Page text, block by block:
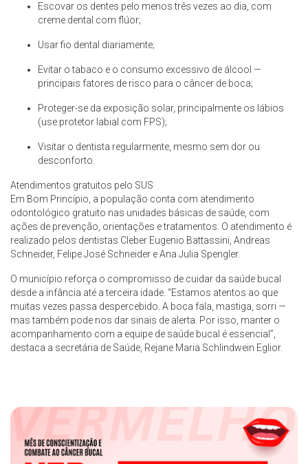
Escovar os dentes pelo menos três vezes ao dia, com
creme dental com flúor;
Usar fio dental diariamente;
Evitar o tabaco e o consumo excessivo de álcool —
principais fatores de risco para o câncer de boca;
Proteger-se da exposição solar, principalmente os lábios
(use protetor labial com FPS);
Visitar o dentista regularmente, mesmo sem dor ou
desconforto.
Atendimentos gratuitos pelo SUS
Em Bom Princípio, a população conta com atendimento
odontológico gratuito nas unidades básicas de saúde, com
ações de prevenção, orientações e tratamentos. O atendimento é
realizado pelos dentistas Cleber Eugenio Battassini, Andreas
Schneider, Felipe José Schneider e Ana Julia Spengler.
O município reforça o compromisso de cuidar da saúde bucal
desde a infância até a terceira idade. “Estamos atentos ao que
muitas vezes passa despercebido. A boca fala, mastiga, sorri —
mas também pode nos dar sinais de alerta. Por isso, manter o
acompanhamento com a equipe de saúde bucal é essencial”,
destaca a secretária de Saúde, Rejane Maria Schlindwein Eglior.